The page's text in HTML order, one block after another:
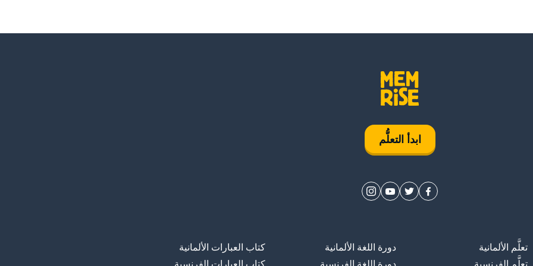
ابدأ التعلُّم
تعلَّم الألمانية
دورة اللغة الألمانية
كتاب العبارات الألمانية